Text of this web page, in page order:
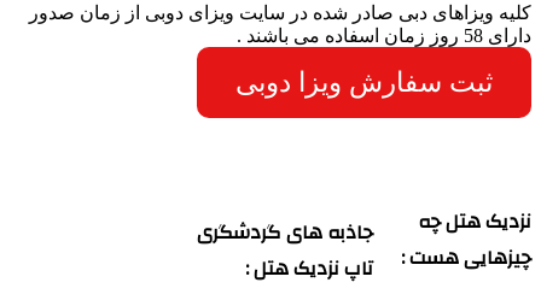
کلیه ویزاهای دبی صادر شده در سایت ویزای دوبی از زمان صدور
دارای 58 روز زمان اسفاده می باشند .
ثبت سفارش ویزا دوبی
نزدیک هتل چه
چیزهایی هست :
جاذبه های گردشگری
تاپ نزدیک هتل :